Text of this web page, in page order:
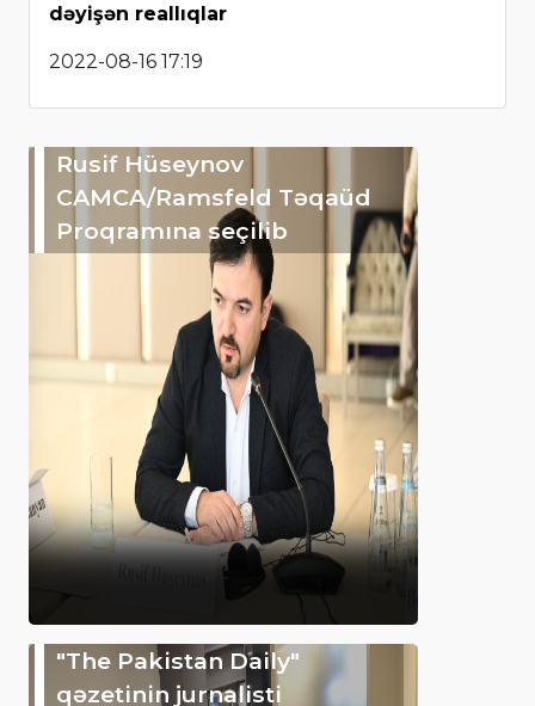
dəyişən reallıqlar
2022-08-16 17:19
Rusif Hüseynov
CAMCA/Ramsfeld Təqaüd
Proqramına seçilib
"The Pakistan Daily"
qəzetinin jurnalisti